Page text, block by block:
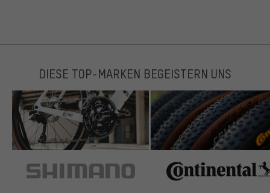
DIESE TOP-MARKEN BEGEISTERN UNS